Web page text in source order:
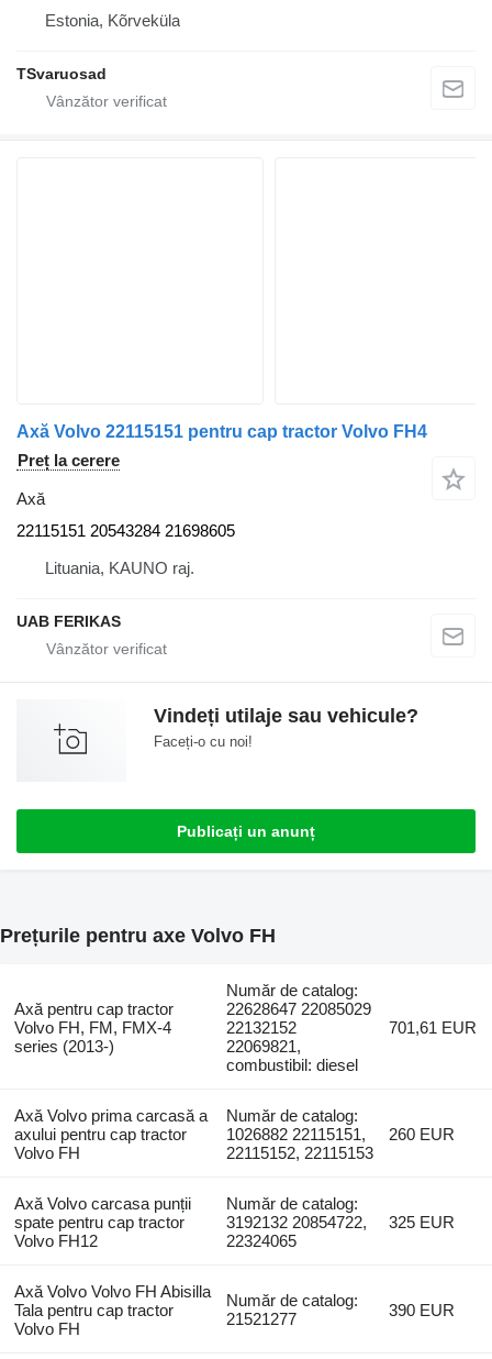
Estonia, Kõrveküla
TSvaruosad
Axă Volvo 22115151 pentru cap tractor Volvo FH4
Preț la cerere
Axă
22115151 20543284 21698605
Lituania, KAUNO raj.
UAB FERIKAS
Vindeți utilaje sau vehicule?
Faceți-o cu noi!
Publicați un anunț
Prețurile pentru axe Volvo FH
Axă pentru cap tractor
Volvo FH, FM, FMX-4
series (2013-)
Număr de catalog:
22628647 22085029
22132152
22069821,
combustibil: diesel
701,61 EUR
Axă Volvo prima carcasă a
axului pentru cap tractor
Volvo FH
Număr de catalog:
1026882 22115151,
22115152, 22115153
260 EUR
Axă Volvo carcasa punții
spate pentru cap tractor
Volvo FH12
Număr de catalog:
3192132 20854722,
22324065
325 EUR
Axă Volvo Volvo FH Abisilla
Tala pentru cap tractor
Volvo FH
Număr de catalog:
21521277
390 EUR